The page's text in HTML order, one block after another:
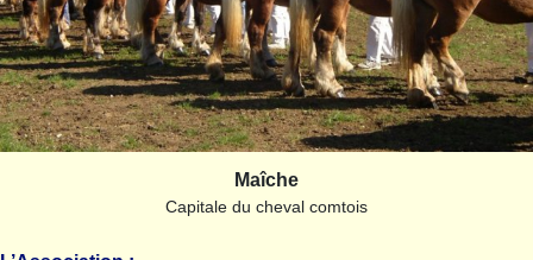
Maîche
Capitale du cheval comtois